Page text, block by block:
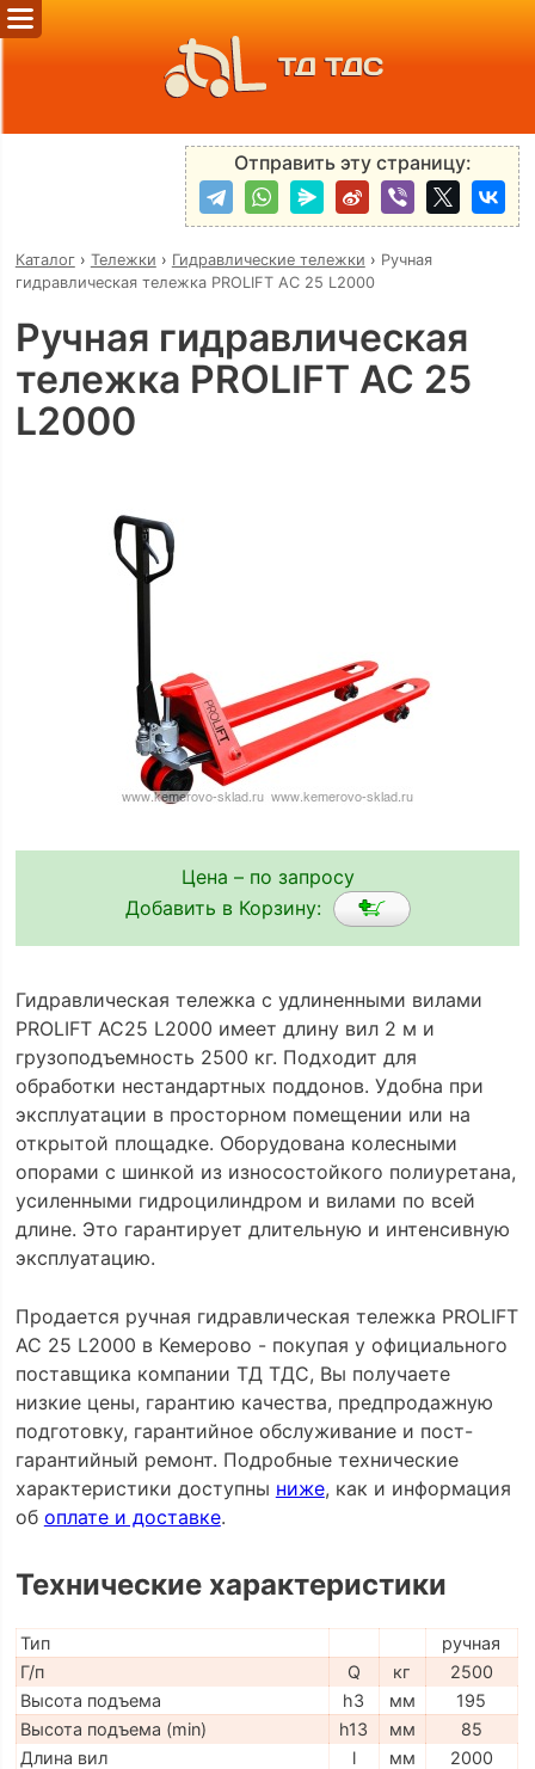
ТД ТДС
Отправить эту страницу:
Каталог› Тележки › Гидравлические тележки › Ручная
гидравлическая тележка PROLIFT AC 25 L2000
Ручная гидравлическая
тележка PROLIFT AC 25
L2000
Цена – по запросу
Добавить в Корзину:
Гидравлическая тележка с удлиненными вилами
PROLIFT AC25 L2000 имеет длину вил 2 м и
грузоподъемность 2500 кг. Подходит для
обработки нестандартных поддонов. Удобна при
эксплуатации в просторном помещении или на
открытой площадке. Оборудована колесными
опорами с шинкой из износостойкого полиуретана,
усиленными гидроцилиндром и вилами по всей
длине. Это гарантирует длительную и интенсивную
эксплуатацию.
Продается ручная гидравлическая тележка PROLIFT
AC 25 L2000 в Кемерово - покупая у официального
поставщика компании ТД ТДС, Вы получаете
низкие цены, гарантию качества, предпродажную
подготовку, гарантийное обслуживание и пост-
гарантийный ремонт. Подробные технические
характеристики доступны ниже, как и информация
об оплате и доставке.
Технические характеристики
Тип
ручная
Г/п
Q кг
2500
Высота подъема
h3 мм
195
Высота подъема (min)
h13 мм
85
Длина вил
l мм
2000